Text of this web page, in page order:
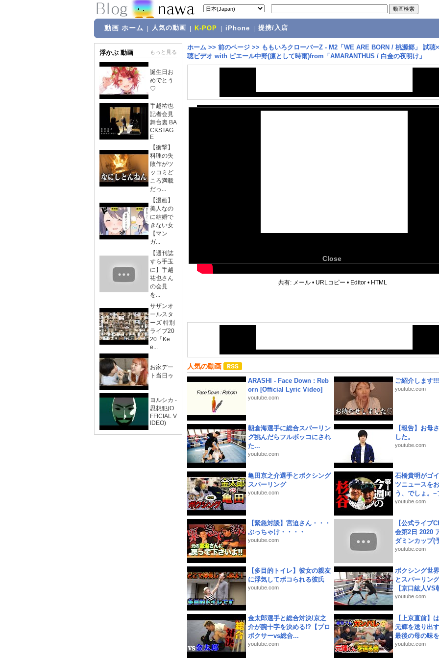
動画 ホーム 人気の動画 K-POP iPhone 提携/入店
浮かぶ 動画 もっと見る
誕生日お
めでとう
♡
手越祐也
記者会見
舞台裏 BA
CKSTAG
E
【衝撃】
料理の失
敗作がツ
ッコミど
ころ満載
だっ...
【漫画】
美人なの
に結婚で
きない女
【マン
ガ...
【週刊誌
すら手玉
に】手越
祐也さん
の会見
を...
サザンオ
ールスタ
ーズ 特別
ライブ20
20「Ke
e...
お家デー
ト当日ゥ
ヨルシカ -
思想犯(O
FFICIAL V
IDEO)
ホーム >> 前のページ >> ももいろクローバーZ - M2「WE ARE BORN / 桃源郷」 試聴
聴ビデオ with ピエール中野(凛として時雨)from「AMARANTHUS / 白金の夜明け」
Close
共有: メール • URLコピー • Editor • HTML
人気の動画
ARASHI - Face Down : Reb
orn [Official Lyric Video]
youtube.com
ご紹介します!!!
youtube.com
朝倉海選手に総合スパーリン
グ挑んだらフルボッコにされ
た...
youtube.com
【報告】お母
した。
youtube.com
亀田京之介選手とボクシング
スパーリング
youtube.com
石橋貴明がゴ
ツニュースを
う、でしょ。~
youtube.com
【緊急対談】宮迫さん・・・
ぶっちゃけ・・・・
youtube.com
【公式ライブ
会第2日 2020
ダミンカップ(
youtube.com
【多目的トイレ】彼女の親友
に浮気してボコられる彼氏
youtube.com
ボクシング世
とスパーリン
【京口紘人VS
youtube.com
金太郎選手と総合対決!京之
介が腕十字を決める!?【プロ
ボクサーvs総合...
youtube.com
【上京直前】
元輝を送り出
最後の母の味
youtube.com